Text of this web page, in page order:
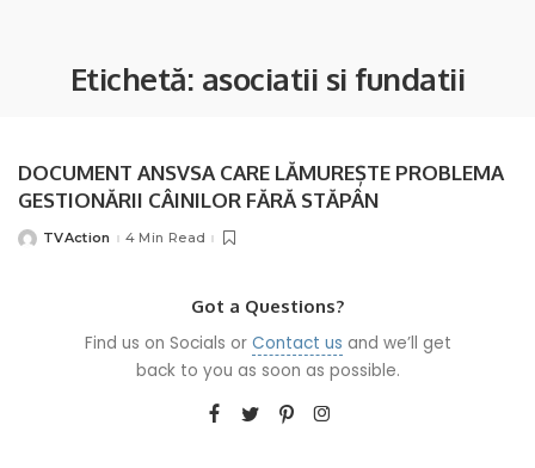
Etichetă: asociatii si fundatii
DOCUMENT ANSVSA CARE LĂMUREȘTE PROBLEMA
GESTIONĂRII CÂINILOR FĂRĂ STĂPÂN
PostedTVAction 4 Min Read
Got a Questions?
Find us on Socials or Contact us and we’ll get
back to you as soon as possible.